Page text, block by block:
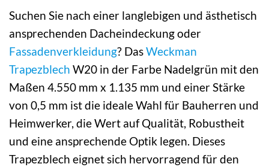
Suchen Sie nach einer langlebigen und ästhetisch
ansprechenden Dacheindeckung oder
Fassadenverkleidung? DasWeckman
Trapezblech W20 in der Farbe Nadelgrün mit den
Maßen 4.550 mm x 1.135 mm und einer Stärke
von 0,5 mm ist die ideale Wahl für Bauherren und
Heimwerker, die Wert auf Qualität, Robustheit
und eine ansprechende Optik legen. Dieses
Trapezblech eignet sich hervorragend für den